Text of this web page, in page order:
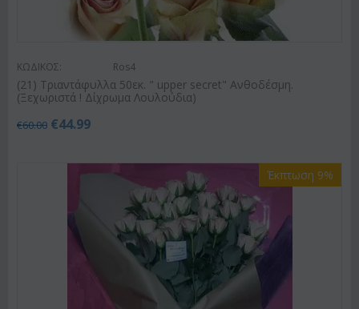
ΚΩΔΙΚΟΣ: Ros4
(21) Τριαντάφυλλα 50εκ. " upper secret" Ανθοδέσμη.
(Ξεχωριστά ! Δίχρωμα Λουλούδια)
€60.00 €44.99
Έκπτωση 9%